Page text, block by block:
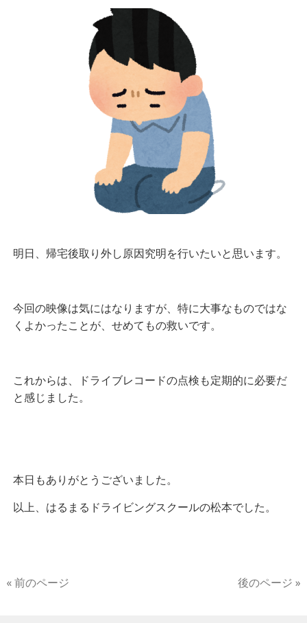
明日、帰宅後取り外し原因究明を行いたいと思います。
今回の映像は気にはなりますが、特に大事なものではな
くよかったことが、せめてもの救いです。
これからは、ドライブレコードの点検も定期的に必要だ
と感じました。
本日もありがとうございました。
以上、はるまるドライビングスクールの松本でした。
« 前のページ 後のページ »